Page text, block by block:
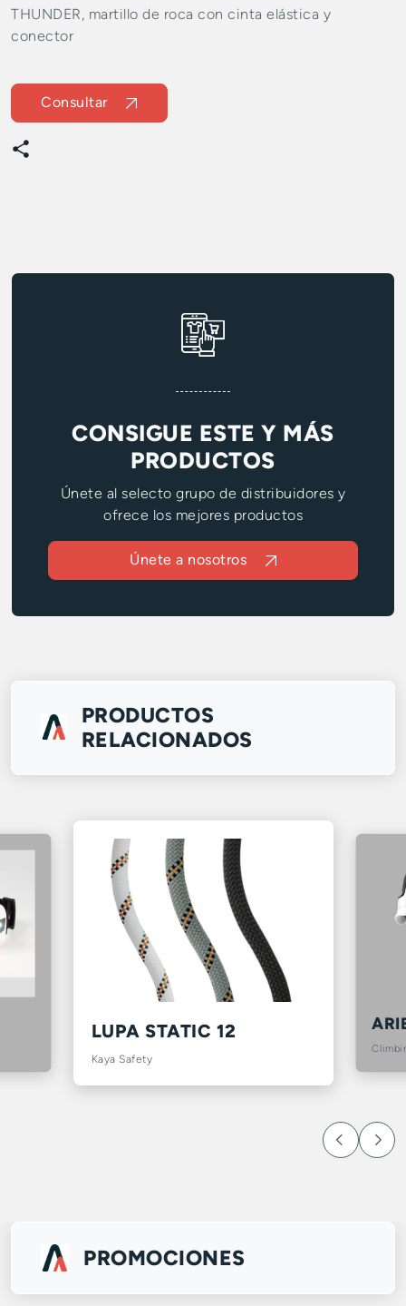
THUNDER, martillo de roca con cinta elástica y
conector
Consultar
CONSIGUE ESTE Y MÁS
PRODUCTOS
Únete al selecto grupo de distribuidores y
ofrece los mejores productos
Únete a nosotros
PRODUCTOS
RELACIONADOS
LUPA STATIC 12
Kaya Safety
PROMOCIONES